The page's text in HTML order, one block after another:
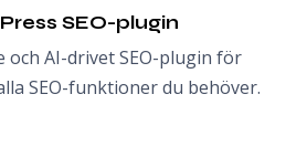
SEO-plugin
och AI-drivet SEO-plugin för
SEO-funktioner du behöver.